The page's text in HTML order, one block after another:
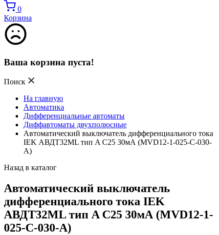
0
Корзина
Ваша корзина пуста!
Поиск
На главную
Автоматика
Дифференциальные автоматы
Диффавтоматы двухполюсные
Автоматический выключатель дифференциального тока
IEK АВДТ32ML тип A С25 30мА (MVD12-1-025-C-030-
A)
Назад в каталог
Автоматический выключатель
дифференциального тока IEK
АВДТ32ML тип A С25 30мА (MVD12-1-
025-C-030-A)